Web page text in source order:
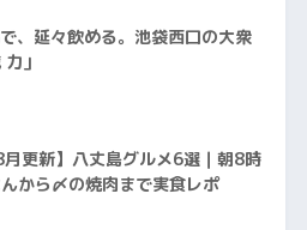
、延々飲める。池袋西口の大衆
」
月更新】八丈島グルメ6選｜朝8時
から〆の焼肉まで実食レポ